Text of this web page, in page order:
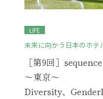
LIFE
未来に向かう日本のホテ
［第9回］
～東京～
Diversity、